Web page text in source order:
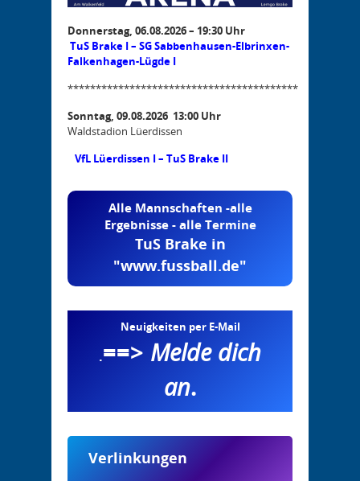
Donnerstag, 06.08.2026 – 19:30 Uhr
TuS Brake I – SG Sabbenhausen-Elbrinxen-
Falkenhagen-Lügde I
*****************************************
Sonntag, 09.08.2026 13:00 Uhr
Waldstadion Lüerdissen
VfL Lüerdissen I – TuS Brake II
Alle Mannschaften -alle
Ergebnisse - alle Termine
TuS Brake in
"www.fussball.de"
Neuigkeiten per E-Mail
.==> Melde dich
an.
Verlinkungen